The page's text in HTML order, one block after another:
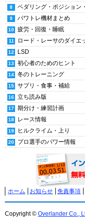
ペダリング・ポジション
パワトレ機材まとめ
疲労・回復・睡眠
ロード・レーサのダイエ
LSD
初心者のためのヒント
冬のトレーニング
サプリ・食事・補給
立ち読み版
期分け・練習計画
レース情報
ヒルクライム・上り
プロ選手のパワー情報
ホーム お知らせ 免責事項
Copyright © Overlander Co.,